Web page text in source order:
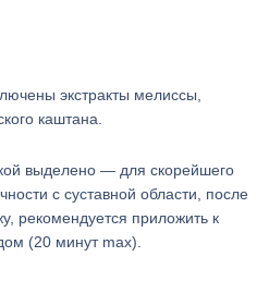
экстракты мелиссы,
каштана.
выделено — для скорейшего
с суставной области, после
рекомендуется приложить к
(20 минут max).